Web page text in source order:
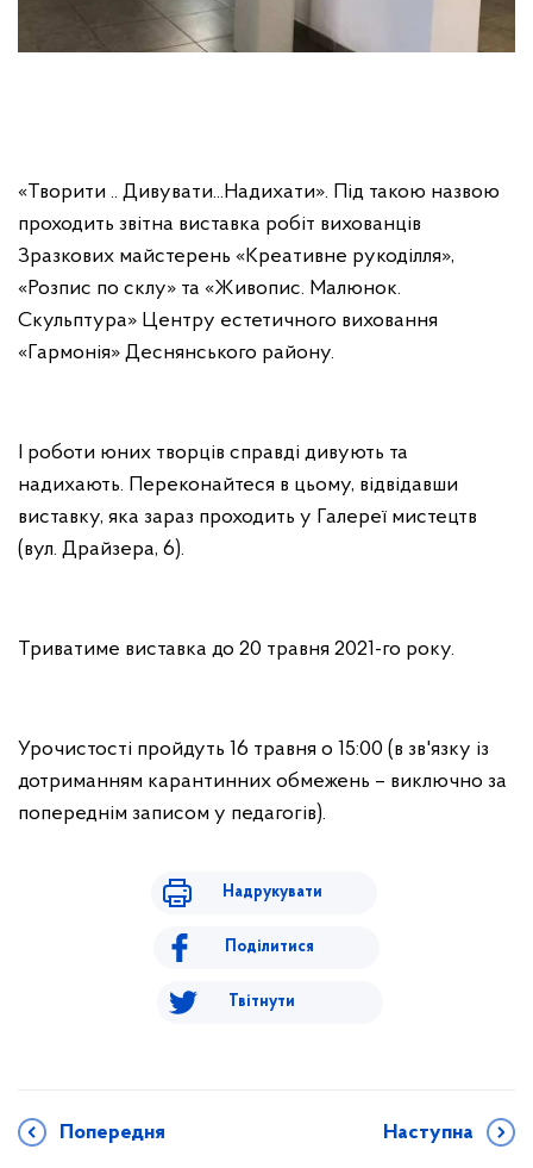
«Творити .. Дивувати...Надихати». Під такою назвою
проходить звітна виставка робіт вихованців
Зразкових майстерень «Креативне рукоділля»,
«Розпис по склу» та «Живопис. Малюнок.
Скульптура» Центру естетичного виховання
«Гармонія» Деснянського району.
І роботи юних творців справді дивують та
надихають. Переконайтеся в цьому, відвідавши
виставку, яка зараз проходить у Галереї мистецтв
(вул. Драйзера, 6).
Триватиме виставка до 20 травня 2021-го року.
Урочистості пройдуть 16 травня о 15:00 (в зв'язку із
дотриманням карантинних обмежень – виключно за
попереднім записом у педагогів).
Надрукувати
Поділитися
Твітнути
Попередня Наступна